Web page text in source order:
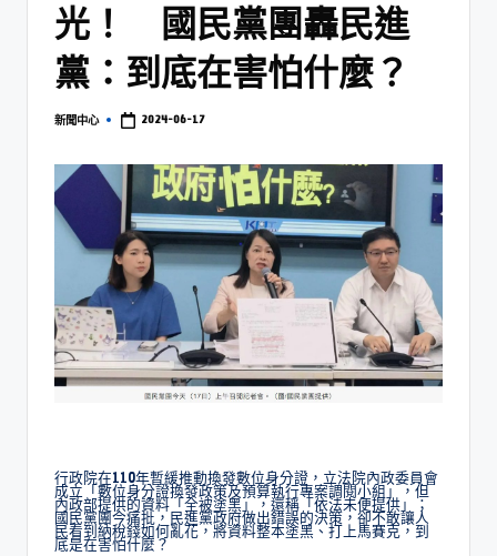
光！ 國民黨團轟民進
黨：到底在害怕什麼？
新聞中心 2024-06-17
行政院在110年暫緩推動換發數位身分證，立法院內政委員會
成立「數位身分證換發政策及預算執行專案調閱小組」，但
內政部提供的資料「全被塗黑」，還稱「依法未便提供」；
國民黨團今痛批，民進黨政府做出錯誤的決策，卻不敢讓人
民看到納稅錢如何亂花，將資料整本塗黑、打上馬賽克，到
底是在害怕什麼？